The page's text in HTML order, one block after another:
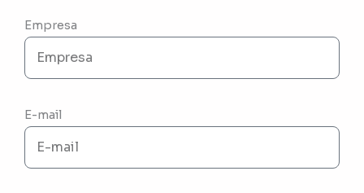
Empresa
E-mail